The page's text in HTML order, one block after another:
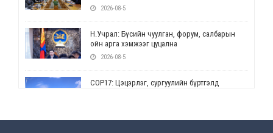
2026-08-5
Н.Учрал: Бүсийн чуулган, форум, салбарын
ойн арга хэмжээг цуцална
2026-08-5
СОР17: Цэцэрлэг, сургуулийн бүртгэлд